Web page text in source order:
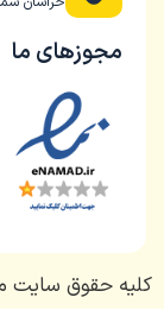
مجوزهای ما
کلیه حقوق سایت